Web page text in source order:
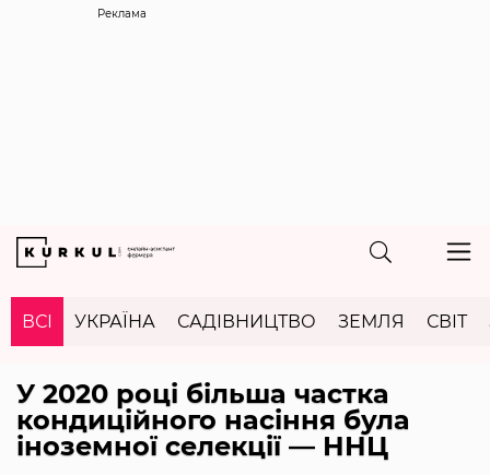
Реклама
ВСІ УКРАЇНА САДІВНИЦТВО ЗЕМЛЯ СВІТ
У 2020 році більша частка
кондиційного насіння була
іноземної селекції — ННЦ